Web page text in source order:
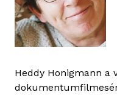
Heddy Honigmann a